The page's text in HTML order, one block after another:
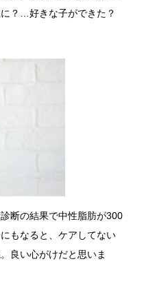
？…好きな子ができた？
断の結果で中性脂肪が300
もなると、ケアしてない
良い心がけだと思いま